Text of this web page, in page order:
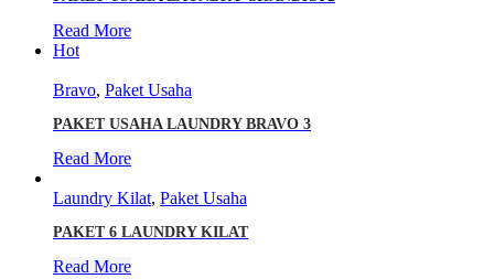
Read More
Hot
Bravo, Paket Usaha
PAKET USAHA LAUNDRY BRAVO 3
Read More
Laundry Kilat, Paket Usaha
PAKET 6 LAUNDRY KILAT
Read More